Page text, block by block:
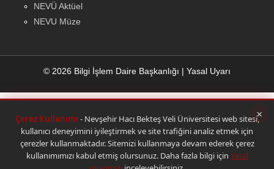
×
Çerez Kullanımı - Nevşehir Hacı Bekteş Veli Üniversitesi web sitesi,
kullanıcı deneyimini iyileştirmek ve site trafiğini analiz etmek için
çerezler kullanmaktadır. Sitemizi kullanmaya devam ederek çerez
kullanımımızı kabul etmiş olursunuz. Daha fazla bilgi için Yasal
NEVÜ Aktüel
NEVU Müze
© 2026 Bilgi İşlem Daire Başkanlığı | Yasal Uyarı